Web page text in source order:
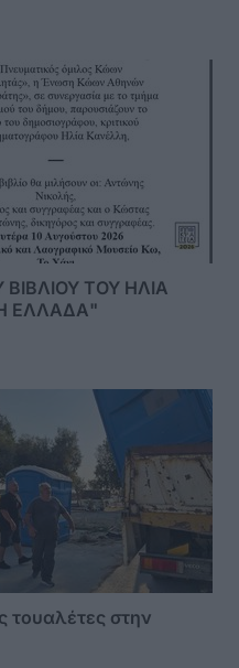
ΤΟΥ ΗΛΙΑ
Η ΕΛΛΑΔΑ"
τουαλέτες στην